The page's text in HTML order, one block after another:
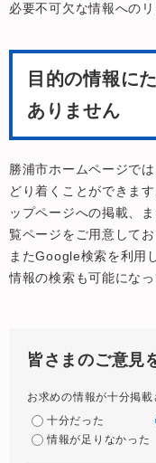
必要不可欠な情報への
目的の情報に
ありません
勝浦市ホームページで
どり着くことができま
ップページへの掲載、
覧ページをご用意してお
またGoogle検索を利用
情報の検索も可能になっ
皆さまのご意見
お求めの情報が十分掲載
十分だった
情報が足りなかった